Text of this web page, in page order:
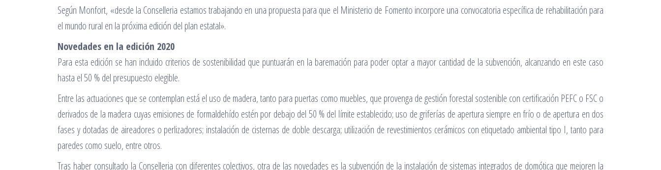
Según Monfort, «desde la Conselleria estamos trabajando en una propuesta para que el Ministerio de Fomento incorpore una convocatoria específica de rehabilitación para
el mundo rural en la próxima edición del plan estatal».
Novedades en la edición 2020
Para esta edición se han incluido criterios de sostenibilidad que puntuarán en la baremación para poder optar a mayor cantidad de la subvención, alcanzando en este caso
hasta el 50 % del presupuesto elegible.
Entre las actuaciones que se contemplan está el uso de madera, tanto para puertas como muebles, que provenga de gestión forestal sostenible con certificación PEFC o FSC o
derivados de la madera cuyas emisiones de formaldehído estén por debajo del 50 % del límite establecido; uso de griferías de apertura siempre en frío o de apertura en dos
fases y dotadas de aireadores o perlizadores; instalación de cisternas de doble descarga; utilización de revestimientos cerámicos con etiquetado ambiental tipo I, tanto para
paredes como suelo, entre otros.
Tras haber consultado la Conselleria con diferentes colectivos, otra de las novedades es la subvención de la instalación de sistemas integrados de domótica que mejoren la